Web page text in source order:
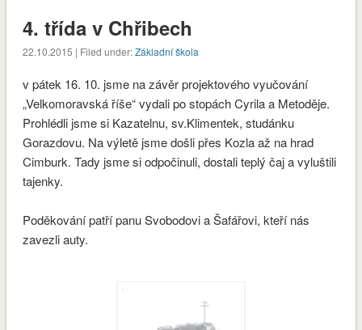
envvyuctovani_osvedceni-1-1 Stáhnout
4. třída v Chřibech
22.10.2015 | Filed under:Základní škola
v pátek 16. 10. jsme na závěr projektového vyučování
„Velkomoravská říše“ vydali po stopách Cyrila a Metoděje.
Prohlédli jsme si Kazatelnu, sv.Klimentek, studánku
Gorazdovu. Na výletě jsme došli přes Kozla až na hrad
Cimburk. Tady jsme si odpočinuli, dostali teplý čaj a vyluštili
tajenky.
Poděkování patří panu Svobodovi a Šafářovi, kteří nás
zavezli auty.